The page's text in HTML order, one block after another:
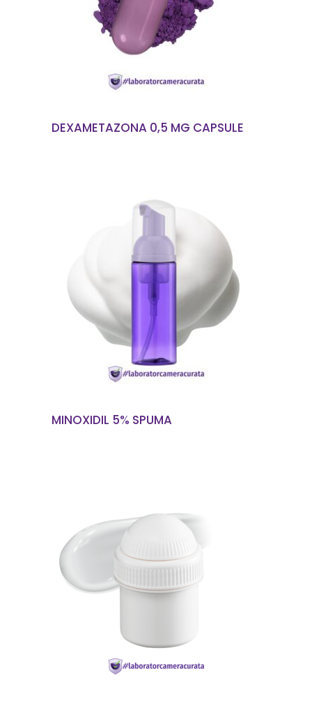
DEXAMETAZONA 0,5 MG CAPSULE
EN SAVOIR PLUS
MINOXIDIL 5% SPUMA
EN SAVOIR PLUS